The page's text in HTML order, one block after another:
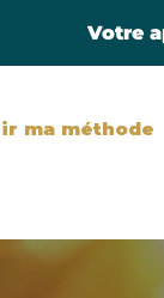
Votre
ma méthode